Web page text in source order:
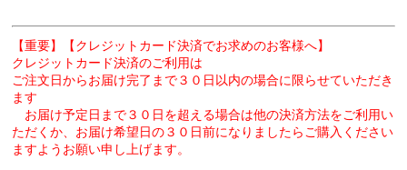
【重要】【クレジットカード決済でお求めのお客様へ】
クレジットカード決済のご利用は
ご注文日からお届け完了まで３０日以内の場合に限らせていただき
ます
お届け予定日まで３０日を超える場合は他の決済方法をご利用い
ただくか、お届け希望日の３０日前になりましたらご購入ください
ますようお願い申し上げます。